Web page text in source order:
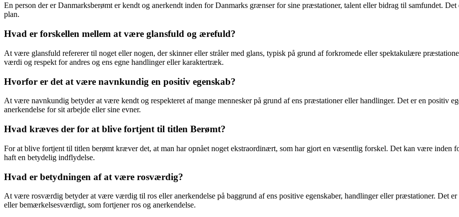
En person der er Danmarksberømt er kendt og anerkendt inden for Danmarks grænser for sine præstationer, talent eller bidrag til samfundet.
plan.
Hvad er forskellen mellem at være glansfuld og ærefuld?
At være glansfuld refererer til noget eller nogen, der skinner eller stråler med glans, typisk på grund af forkromede eller spektakulære
værdi og respekt for andres og ens egne handlinger eller karaktertræk.
Hvorfor er det at være navnkundig en positiv egenskab?
At være navnkundig betyder at være kendt og respekteret af mange mennesker på grund af ens præstationer eller handlinger. Det er en positiv
anerkendelse for sit arbejde eller sine evner.
Hvad kræves der for at blive fortjent til titlen Berømt?
For at blive fortjent til titlen berømt kræver det, at man har opnået noget ekstraordinært, som har gjort en væsentlig forskel. Det kan være inden
haft en betydelig indflydelse.
Hvad er betydningen af at være rosværdig?
At være rosværdig betyder at være værdig til ros eller anerkendelse på baggrund af ens positive egenskaber, handlinger eller præstationer. Det
eller bemærkelsesværdigt, som fortjener ros og anerkendelse.